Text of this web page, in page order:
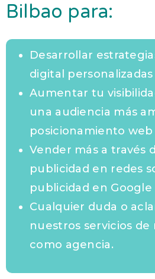
Bilbao para:
Desarrollar
digital
Aumentar tu
una audiencia más
posicionamiento web
Vender más a través
publicidad en redes
publicidad en Google
Cualquier duda o
nuestros servicios
como agencia.